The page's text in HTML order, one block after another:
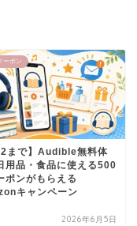
ーポン
まで】Audible無料体
用品・食品に使える500
ポンがもらえる
キャンペーン
2026年6月5日